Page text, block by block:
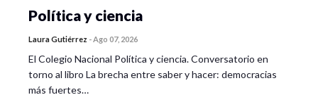
Política y ciencia
Laura Gutiérrez -Ago 07, 2026
El Colegio Nacional Política y ciencia. Conversatorio en
torno al libro La brecha entre saber y hacer: democracias
más fuertes…